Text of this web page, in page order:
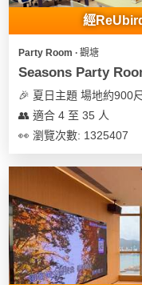
經
Party Room ∙ 觀塘
Seasons Party
🎉 夏日主題 場地約900尺
👥 適合 4 至 35 人
👀 瀏覽次數: 1325407